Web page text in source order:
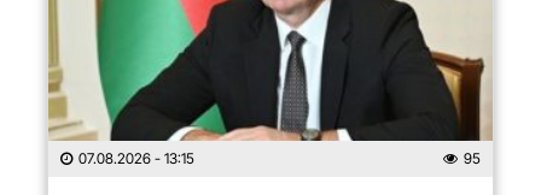
07.08.2026 - 13:15 95